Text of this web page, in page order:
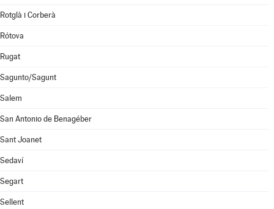
Rotglà i Corberà
Rótova
Rugat
Sagunto/Sagunt
Salem
San Antonio de Benagéber
Sant Joanet
Sedaví
Segart
Sellent